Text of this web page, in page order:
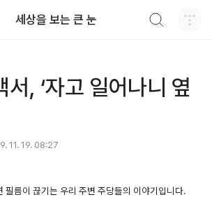
세상을 보는 큰 눈
서, ‘자고 일어나니 옆
11. 19. 08:27
필름이 끊기는 우리 주변 주당들의 이야기입니다.